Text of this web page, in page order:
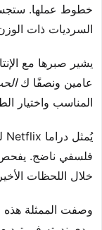
خطوط عملها.
السرديات ذات
يشير صبرها مع
عامين ونصفًا ك
المناسب واختيار
يُمثل دراما Netflix لعام 2025
فلسفي ناضج. يفحص
خلال اللحظات
وصفت الممثلة هذه